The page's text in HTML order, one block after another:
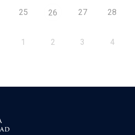
25 26 27 28
1 2 3 4